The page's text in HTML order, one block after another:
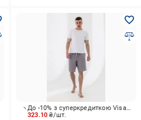
323.10₴/шт.
До -10% з суперкредиткою Visa Вигода